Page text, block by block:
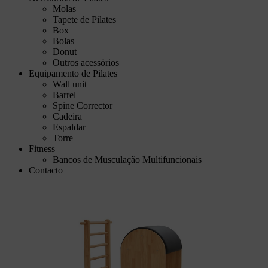
Molas
Tapete de Pilates
Box
Bolas
Donut
Outros acessórios
Equipamento de Pilates
Wall unit
Barrel
Spine Corrector
Cadeira
Espaldar
Torre
Fitness
Bancos de Musculação Multifuncionais
Contacto